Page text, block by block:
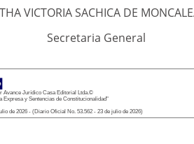
VICTORIA SACHICA DE
Secretaria General
Avance Jurídico Casa Editorial Ltda.©
Expresa y Sentencias de Constitucionalidad"
de 2026 - (Diario Oficial No. 53.562 - 23 de julio de 2026)